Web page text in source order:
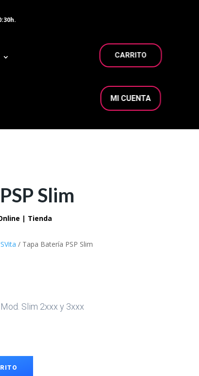
CARRITO
MI CUENTA
Slim
| Tienda
/ Tapa Batería PSP Slim
Slim 2xxx y 3xxx